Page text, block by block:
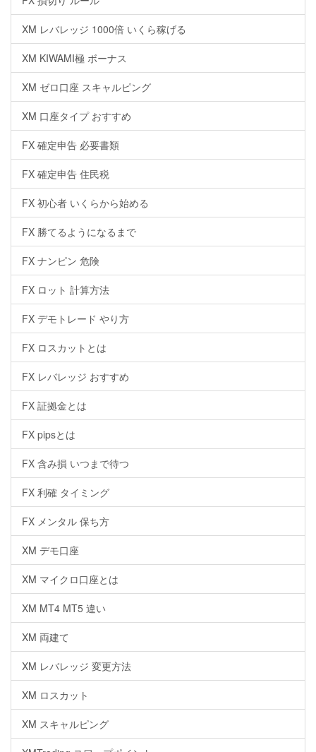
XM レバレッジ 1000倍 いくら稼げる
XM KIWAMI極 ボーナス
XM ゼロ口座 スキャルピング
XM 口座タイプ おすすめ
FX 確定申告 必要書類
FX 確定申告 住民税
FX 初心者 いくらから始める
FX 勝てるようになるまで
FX ナンピン 危険
FX ロット 計算方法
FX デモトレード やり方
FX ロスカットとは
FX レバレッジ おすすめ
FX 証拠金とは
FX pipsとは
FX 含み損 いつまで待つ
FX 利確 タイミング
FX メンタル 保ち方
XM デモ口座
XM マイクロ口座とは
XM MT4 MT5 違い
XM 両建て
XM レバレッジ 変更方法
XM ロスカット
XM スキャルピング